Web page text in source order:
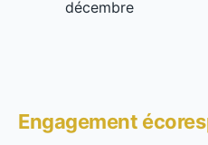
décembre
Engagement